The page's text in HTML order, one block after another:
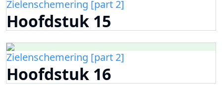
Zielenschemering [part 2]
Hoofdstuk 15
Zielenschemering [part 2]
Hoofdstuk 16